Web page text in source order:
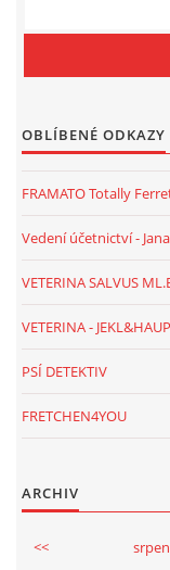
OBLÍBENÉ ODKAZY
FRAMATO Totally
Vedení účetnictví -
VETERINA SALVUS
VETERINA -
PSÍ DETEKTIV
FRETCHEN4YOU
ARCHIV
<< srpen